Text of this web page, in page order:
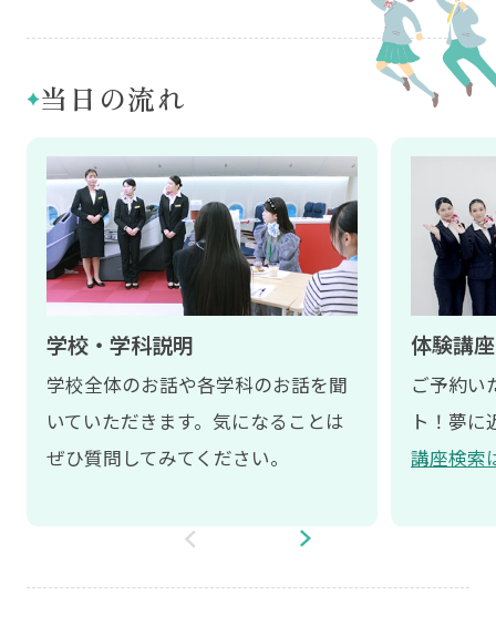
当日の流れ
学校・学科説明
学校全体のお話や各学科のお話を聞
いていただきます。気になることは
ぜひ質問してみてください。
体験講座
ご予約い
ト！夢に
講座検索